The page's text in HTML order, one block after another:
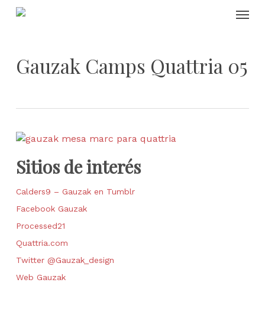
Skip
Gauzak Camps Quattria 05
Sitios de interés
Calders9 – Gauzak en Tumblr
Facebook Gauzak
Processed21
Quattria.com
Twitter @Gauzak_design
Web Gauzak